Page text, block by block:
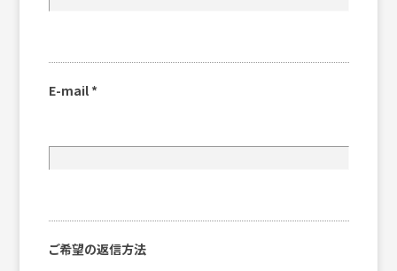
E-mail *
ご希望の返信方法